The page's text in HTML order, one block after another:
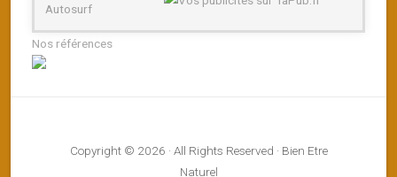
Nos références
Copyright © 2026 · All Rights Reserved · Bien Etre
Naturel